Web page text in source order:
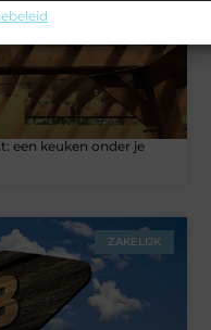
een keuken onder je
ZAKELIJK